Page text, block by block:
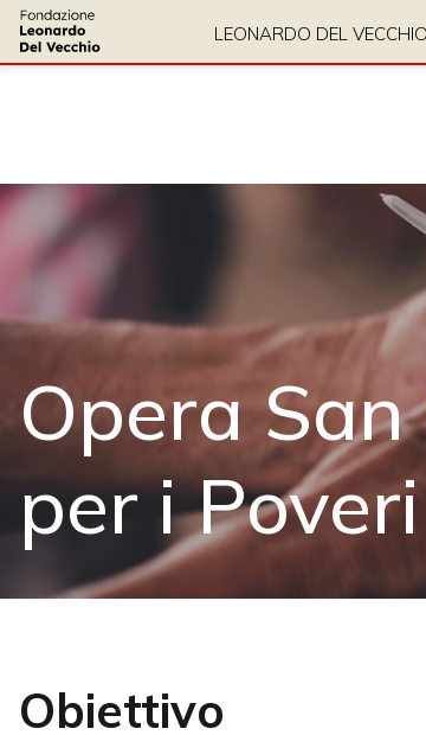
LEONARDO DEL VECCHIO
Opera
per i Poveri
Obiettivo